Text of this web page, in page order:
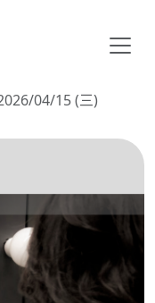
04/15 (三)